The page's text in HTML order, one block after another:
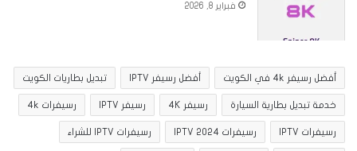
فبراير 8, 2026
أفضل رسيفر 4k في الكويت أفضل رسيفر IPTV تبديل بطاريات الكويت
خدمة تبديل بطارية السيارة رسيفر 4K رسيفر IPTV رسيفرات 4k
رسيفرات IPTV رسيفرات IPTV 2024 رسيفرات IPTV للشراء